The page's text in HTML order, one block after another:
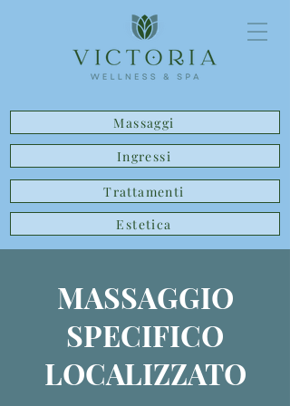
Massaggi
Ingressi
Trattamenti
Estetica
MASSAGGIO
SPECIFICO
LOCALIZZATO